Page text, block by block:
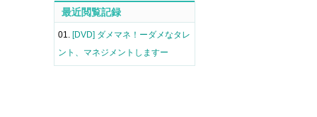
最近閲覧記録
01. [DVD] ダメマネ！ーダメなタレ
ント、マネジメントしますー